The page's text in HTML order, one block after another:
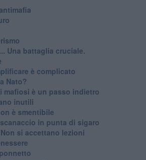
Una battaglia cruciale.
è complicato
Nato?
mafiosi è un passo indietro
inutili
è smentibile
in punta di sigaro
si accettano lezioni